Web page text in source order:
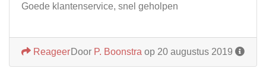
Goede klantenservice, snel geholpen
Door P. Boonstra op 20 augustus 2019
Reageer